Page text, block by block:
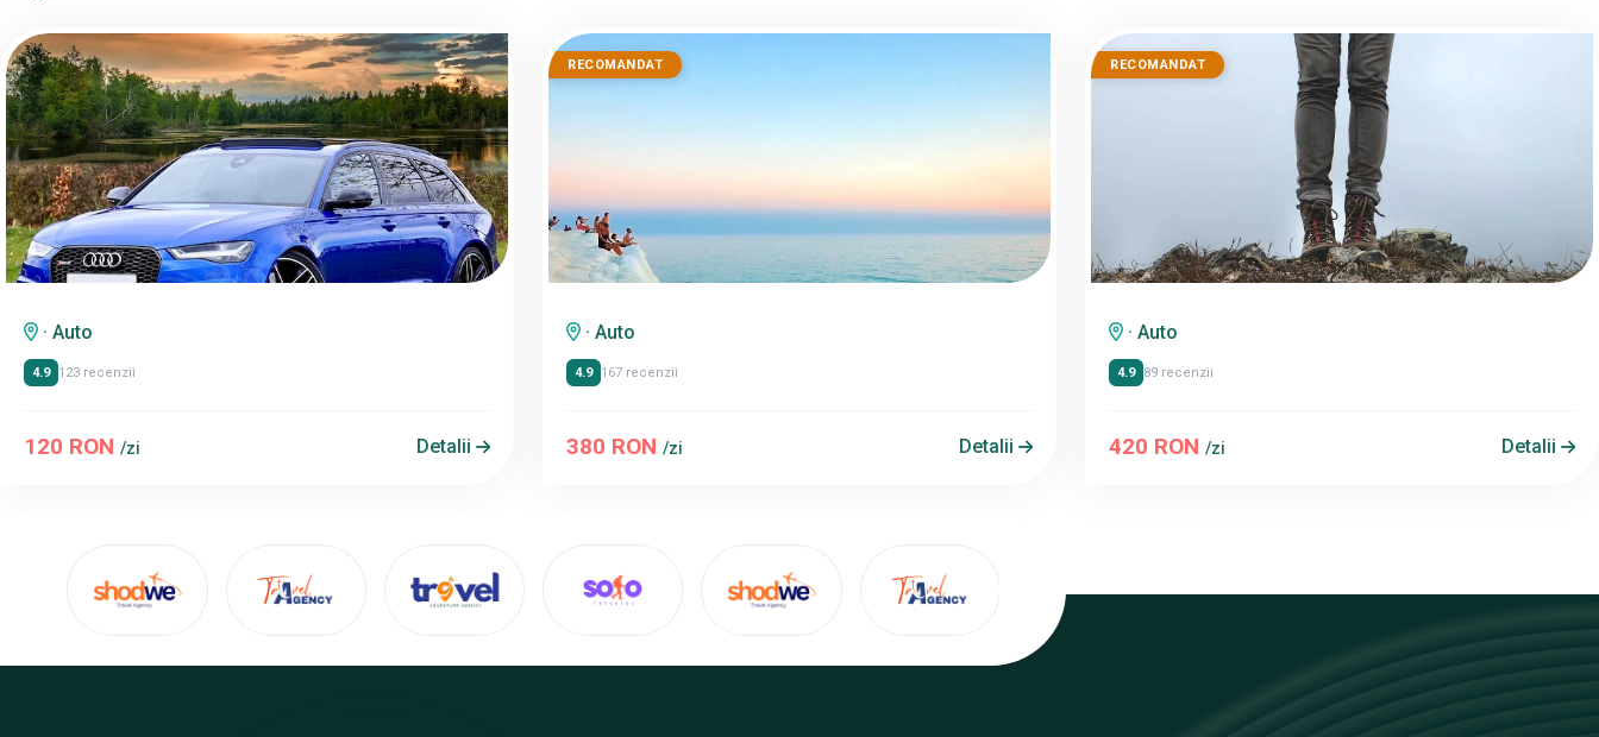
· Auto
4.9 123 recenzii
120 RON /zi Detalii
RECOMANDAT
· Auto
4.9 167 recenzii
380 RON /zi Detalii
RECOMANDAT
· Auto
4.9 89 recenzii
420 RON /zi Detalii